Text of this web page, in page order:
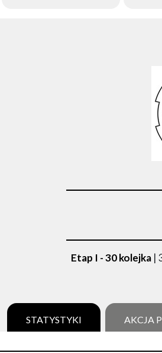
Etap I - 30 kolejka |
STATYSTYKI AKCJA